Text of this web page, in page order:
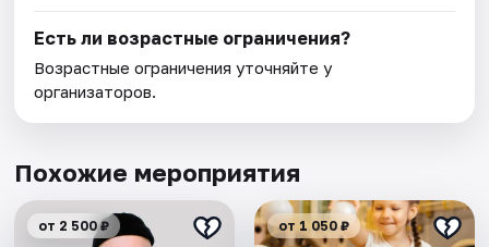
Есть ли возрастные ограничения?
Возрастные ограничения уточняйте у
организаторов.
Похожие мероприятия
от 2 500 ₽ от 1 050 ₽